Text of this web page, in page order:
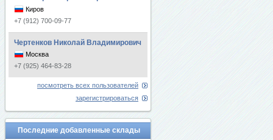
Киров
+7 (912) 700-09-77
Чертенков Николай Владимирович
Москва
+7 (925) 464-83-28
посмотреть всех пользователей
зарегистрироваться
Последние добавленные склады